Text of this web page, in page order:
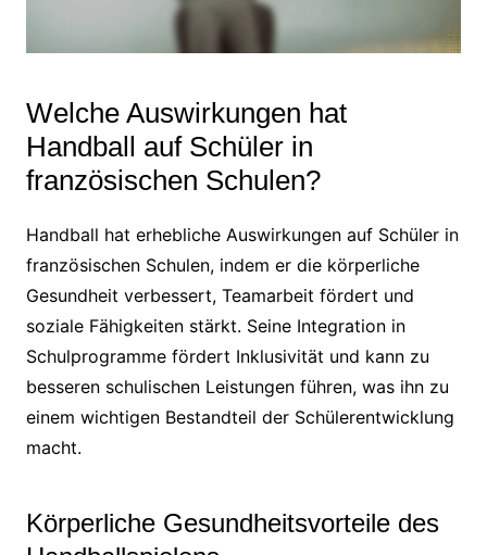
Welche Auswirkungen hat
Handball auf Schüler in
französischen Schulen?
Handball hat erhebliche Auswirkungen auf Schüler in
französischen Schulen, indem er die körperliche
Gesundheit verbessert, Teamarbeit fördert und
soziale Fähigkeiten stärkt. Seine Integration in
Schulprogramme fördert Inklusivität und kann zu
besseren schulischen Leistungen führen, was ihn zu
einem wichtigen Bestandteil der Schülerentwicklung
macht.
Körperliche Gesundheitsvorteile des